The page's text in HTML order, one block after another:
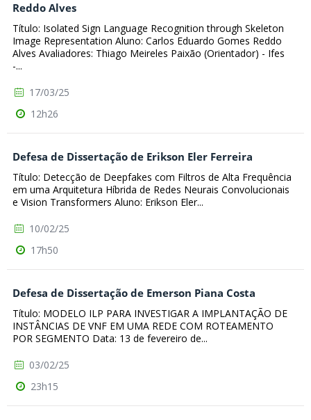
Reddo Alves
Título: Isolated Sign Language Recognition through Skeleton
Image Representation Aluno: Carlos Eduardo Gomes Reddo
Alves Avaliadores: Thiago Meireles Paixão (Orientador) - Ifes
-...
17/03/25
12h26
Defesa de Dissertação de Erikson Eler Ferreira
Título: Detecção de Deepfakes com Filtros de Alta Frequência
em uma Arquitetura Híbrida de Redes Neurais Convolucionais
e Vision Transformers Aluno: Erikson Eler...
10/02/25
17h50
Defesa de Dissertação de Emerson Piana Costa
Título: MODELO ILP PARA INVESTIGAR A IMPLANTAÇÃO DE
INSTÂNCIAS DE VNF EM UMA REDE COM ROTEAMENTO
POR SEGMENTO Data: 13 de fevereiro de...
03/02/25
23h15